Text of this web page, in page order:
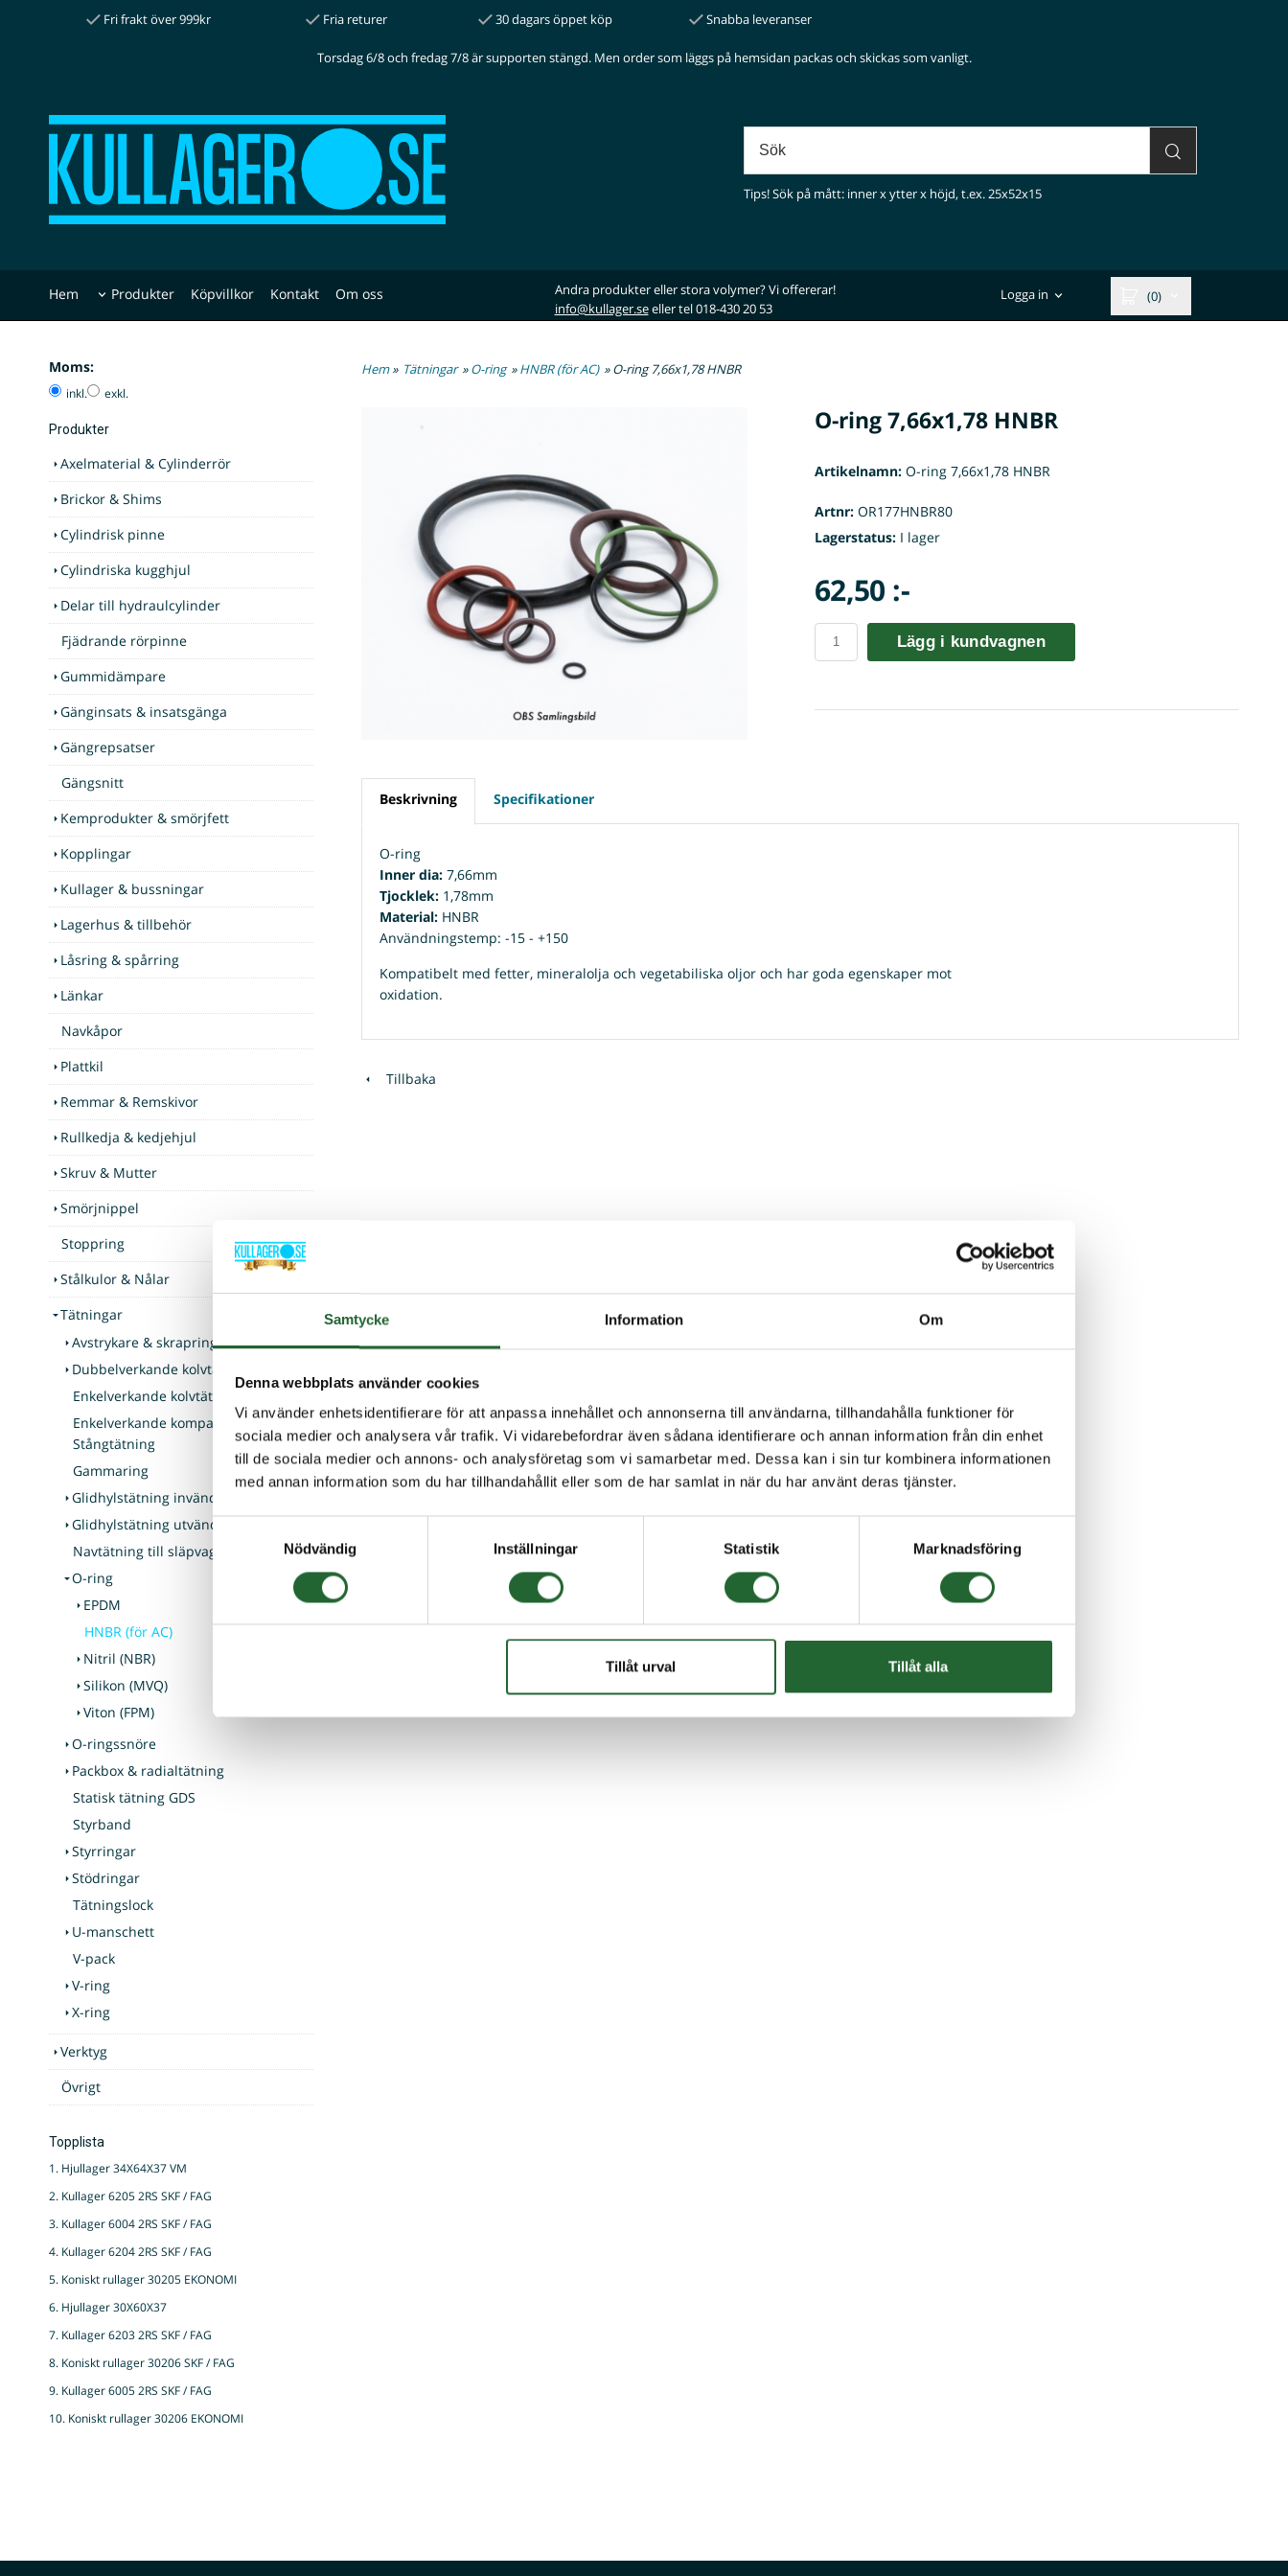
Samtycke Information Om
Denna webbplats använder cookies
Vi använder enhetsidentifierare för att anpassa innehållet och annonserna till användarna, tillhandahålla funktioner för
sociala medier och analysera vår trafik. Vi vidarebefordrar även sådana identifierare och annan information från din enhet
till de sociala medier och annons- och analysföretag som vi samarbetar med. Dessa kan i sin tur kombinera informationen
med annan information som du har tillhandahållit eller som de har samlat in när du har använt deras tjänster.
Samtyckesval
Nödvändig
Inställningar Statistik Marknadsföring
Tillåt urval Tillåt alla
Fri frakt över 999kr Fria returer 30 dagars öppet köp Snabba leveranser
Torsdag 6/8 och fredag 7/8 är supporten stängd. Men order som läggs på hemsidan packas och skickas som vanligt.
Tips! Sök på mått: inner x ytter x höjd, t.ex. 25x52x15
Hem Produkter Köpvillkor Kontakt Om oss
Andra produkter eller stora volymer? Vi offererar!
info@kullager.seeller tel 018-430 20 53
Logga in (0)
Moms:
inkl. exkl.
Produkter
Axelmaterial & Cylinderrör
Brickor & Shims
Cylindrisk pinne
Cylindriska kugghjul
Delar till hydraulcylinder
Fjädrande rörpinne
Gummidämpare
Gänginsats & insatsgänga
Gängrepsatser
Gängsnitt
Kemprodukter & smörjfett
Kopplingar
Kullager & bussningar
Lagerhus & tillbehör
Låsring & spårring
Länkar
Navkåpor
Plattkil
Remmar & Remskivor
Rullkedja & kedjehjul
Skruv & Mutter
Smörjnippel
Stoppring
Stålkulor & Nålar
Tätningar
Avstrykare & skrapring
Dubbelverkande kolvtätning
Enkelverkande kolvtätning
Enkelverkande kompakttätning -
Stångtätning
Gammaring
Glidhylstätning invändig
Glidhylstätning utvändig
Navtätning till släpvagn & båttrailer
O-ring
EPDM
HNBR (för AC)
Nitril (NBR)
Silikon (MVQ)
Viton (FPM)
O-ringssnöre
Packbox & radialtätning
Statisk tätning GDS
Styrband
Styrringar
Stödringar
Tätningslock
U-manschett
V-pack
V-ring
X-ring
Verktyg
Övrigt
Topplista
1. Hjullager 34X64X37 VM
2. Kullager 6205 2RS SKF / FAG
3. Kullager 6004 2RS SKF / FAG
4. Kullager 6204 2RS SKF / FAG
5. Koniskt rullager 30205 EKONOMI
6. Hjullager 30X60X37
7. Kullager 6203 2RS SKF / FAG
8. Koniskt rullager 30206 SKF / FAG
9. Kullager 6005 2RS SKF / FAG
10. Koniskt rullager 30206 EKONOMI
Hem» Tätningar »O-ring »HNBR (för AC) » O-ring 7,66x1,78 HNBR
O-ring 7,66x1,78 HNBR
Artikelnamn:O-ring 7,66x1,78 HNBR
Artnr:OR177HNBR80
Lagerstatus:I lager
62,50 :-
Lägg i kundvagnen
Beskrivning Specifikationer
O-ring
Inner dia: 7,66mm
Tjocklek: 1,78mm
Material: HNBR
Användningstemp: -15 - +150
Kompatibelt med fetter, mineralolja och vegetabiliska oljor och har goda egenskaper mot
oxidation.
Tillbaka